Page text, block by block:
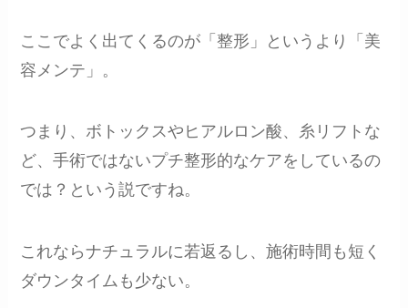
ここでよく出てくるのが「整形」というより「美
容メンテ」。
つまり、ボトックスやヒアルロン酸、糸リフトな
ど、手術ではないプチ整形的なケアをしているの
では？という説ですね。
これならナチュラルに若返るし、施術時間も短く
ダウンタイムも少ない。